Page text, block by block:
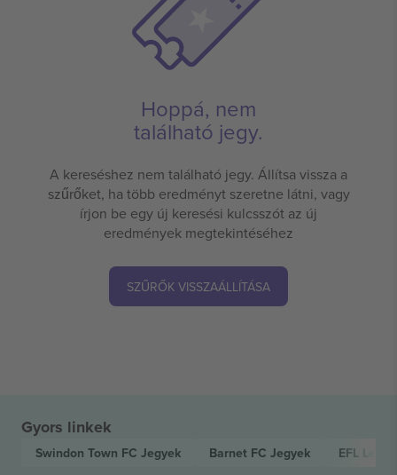
Hoppá, nem
található jegy.
A kereséshez nem található jegy. Állítsa vissza a
szűrőket, ha több eredményt szeretne látni, vagy
írjon be egy új keresési kulcsszót az új
eredmények megtekintéséhez
SZŰRŐK VISSZAÁLLÍTÁSA
Gyors linkek
Swindon Town FC Jegyek Barnet FC Jegyek EFL